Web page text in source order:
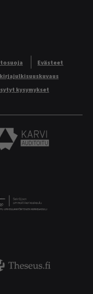
Evästeet
kysymykset
University Alliance logo
Karvi Auditoitu logo
logo.Logo
työpaikat.
Theseus logo